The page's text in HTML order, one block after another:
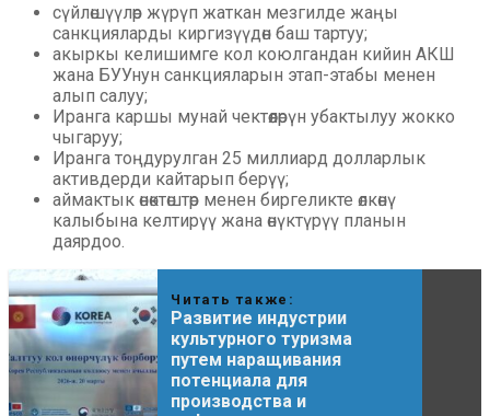
сүйлөшүүлөр жүрүп жаткан мезгилде жаңы
санкцияларды киргизүүдөн баш тартуу;
акыркы келишимге кол коюлгандан кийин АКШ
жана БУУнун санкцияларын этап-этабы менен
алып салуу;
Иранга каршы мунай чектөөлөрүн убактылуу жокко
чыгаруу;
Иранга тоңдурулган 25 миллиард долларлык
активдерди кайтарып берүү;
аймактык өнөктөштөр менен биргеликте өлкөнү
калыбына келтирүү жана өнүктүрүү планын
даярдоо.
Читать также:
Развитие индустрии
культурного туризма
путем наращивания
потенциала для
производства и